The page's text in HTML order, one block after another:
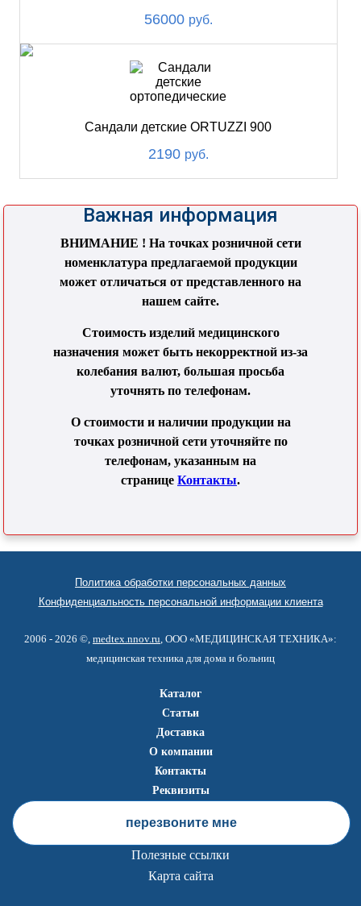
56000 руб.
Сандали детские ORTUZZI 900
2190 руб.
Важная информация
ВНИМАНИЕ ! На точках розничной сети
номенклатура предлагаемой продукции
может отличаться от представленного на
нашем сайте.
Стоимость изделий медицинского
назначения может быть некорректной из-за
колебания валют, большая просьба
уточнять по телефонам.
О стоимости и наличии продукции на
точках розничной сети уточняйте по
телефонам, указанным на
странице Контакты.
Политика обработки персональных данных
Конфиденциальность персональной информации клиента
2006 - 2026 ©, medtex.nnov.ru, ООО «МЕДИЦИНСКАЯ ТЕХНИКА»:
медицинская техника для дома и больниц
Каталог
Статьи
Доставка
О компании
Контакты
Реквизиты
перезвоните мне
Полезные ссылки
Карта сайта